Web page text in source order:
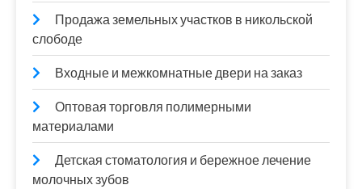
Продажа земельных участков в никольской
слободе
Входные и межкомнатные двери на заказ
Оптовая торговля полимерными
материалами
Детская стоматология и бережное лечение
молочных зубов